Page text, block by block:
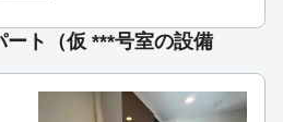
ト（仮 ***号室の設備